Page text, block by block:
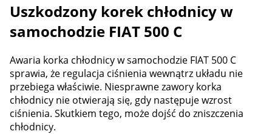
Uszkodzony korek chłodnicy w
samochodzie FIAT 500 C
Awaria korka chłodnicy w samochodzie FIAT 500 C
sprawia, że regulacja ciśnienia wewnątrz układu nie
przebiega właściwie. Niesprawne zawory korka
chłodnicy nie otwierają się, gdy następuje wzrost
ciśnienia. Skutkiem tego, może dojść do zniszczenia
chłodnicy.